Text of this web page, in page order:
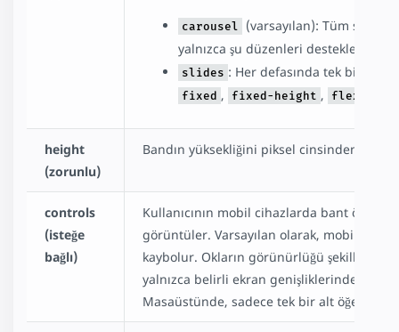
carousel
(varsayılan): Tüm
yalnızca şu düzenleri destekler:
slides : Her defasında tek bir
fixed , fixed-height , flex-item
height
(zorunlu)
Bandın yüksekliğini piksel cinsinden
controls
(isteğe
bağlı)
Kullanıcının mobil cihazlarda bant
görüntüler. Varsayılan olarak, mobil
kaybolur. Okların görünürlüğü
yalnızca belirli ekran genişliklerinde
Masaüstünde, sadece tek bir alt öğe